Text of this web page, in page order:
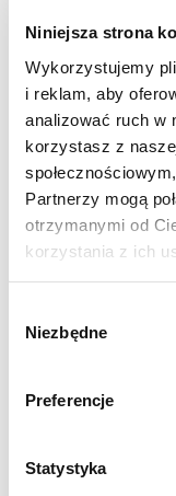
Niniejsza strona
Wykorzystujemy
i reklam, aby
analizować ruch w
korzystasz z
Partnerzy mogą
otrzymanymi od
korzystania z ich
zgody
Niezbędne
Preferencje
Statystyka
ścianek miski.
około 10
chwilę, około
prężne - o
plasteliny.
oliwą miski i
godzinę.
Wyrośnięte
każdej
ułożyć na
wyrośnięcia
bardzo
Piec w